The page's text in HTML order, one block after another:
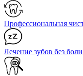
Профессиональная
Лечение зубов без боли